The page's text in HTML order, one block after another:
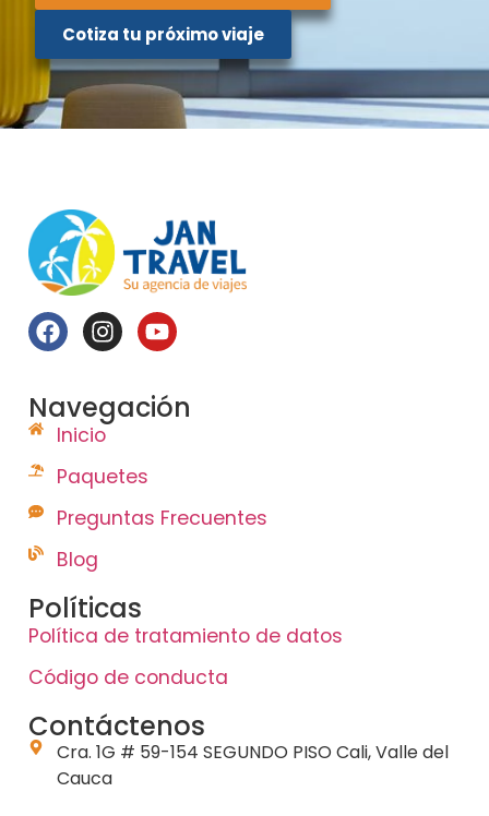
Cotiza tu próximo viaje
Navegación
Inicio
Paquetes
Preguntas Frecuentes
Blog
Políticas
Política de tratamiento de datos
Código de conducta
Contáctenos
Cra. 1G # 59-154 SEGUNDO PISO Cali, Valle del
Cauca